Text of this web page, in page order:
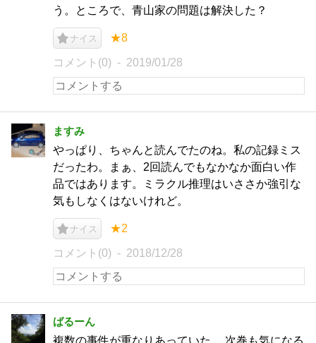
う。ところで、青山家の問題は解決した？
ナイス ★8
コメント(0) 2019/01/28
ますみ
やっぱり、ちゃんと読んでたのね。私の記録ミス
だったわ。まぁ、2回読んでもなかなか面白い作
品ではあります。ミラクル推理はいささか強引な
気もしなくはないけれど。
ナイス ★2
コメント(0) 2018/12/28
ばるーん
複数の事件が重なりあっていた。 次巻も気になる